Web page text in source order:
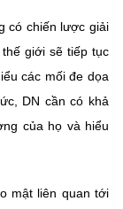
có chiến lược giải
giới sẽ tiếp tục
các mối đe dọa
DN cần có khả
của họ và hiểu
mật liên quan tới